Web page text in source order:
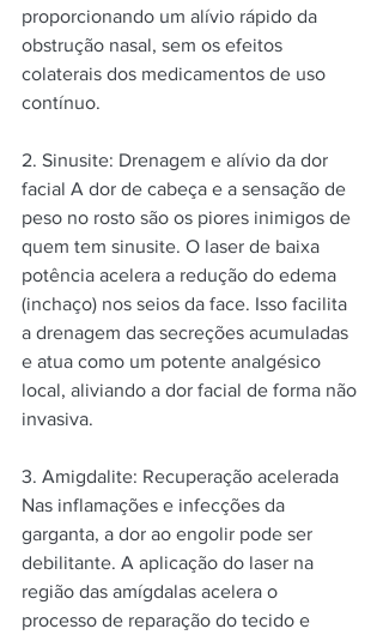
proporcionando um alívio rápido da
obstrução nasal, sem os efeitos
colaterais dos medicamentos de uso
contínuo.
2. Sinusite: Drenagem e alívio da dor
facial A dor de cabeça e a sensação de
peso no rosto são os piores inimigos de
quem tem sinusite. O laser de baixa
potência acelera a redução do edema
(inchaço) nos seios da face. Isso facilita
a drenagem das secreções acumuladas
e atua como um potente analgésico
local, aliviando a dor facial de forma não
invasiva.
3. Amigdalite: Recuperação acelerada
Nas inflamações e infecções da
garganta, a dor ao engolir pode ser
debilitante. A aplicação do laser na
região das amígdalas acelera o
processo de reparação do tecido e